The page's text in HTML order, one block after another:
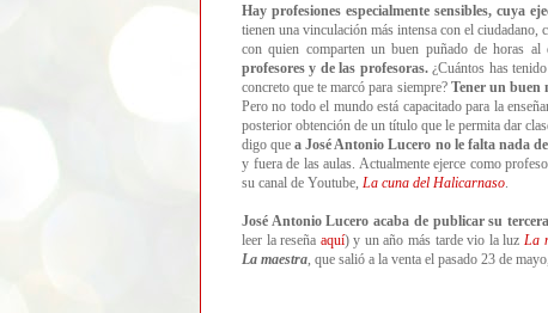
Hay profesiones especialmente sensibles, cuya
tienen una vinculación más intensa con el ciudadano,
con quien comparten un buen puñado de horas al
profesores y de las profesoras.¿Cuántos has
concreto que te marcó para siempre? Tener un buen
Pero no todo el mundo está capacitado para la
posterior obtención de un título que le permita dar
digo quea José Antonio Lucero no le falta nada
y fuera de las aulas. Actualmente ejerce como
su canal de Youtube, La cuna del Halicarnaso
José Antonio Lucero acaba de publicar su
leer la reseña aquí) y un año más tarde vio la luz La
La maestra , que salió a la venta el pasado 23 de